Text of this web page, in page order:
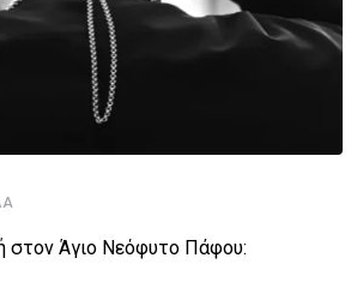
στον Άγιο Νεόφυτο Πάφου: